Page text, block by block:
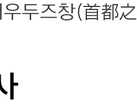
두즈창(首都